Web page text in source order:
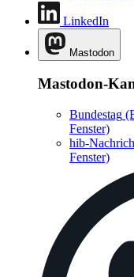
LinkedIn
Mastodon
Mastodon-
Bundestag
Fenster)
hib-
Fenster)